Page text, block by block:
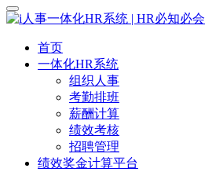
首页
一体化HR系统
组织人事
考勤排班
薪酬计算
绩效考核
招聘管理
绩效奖金计算平台